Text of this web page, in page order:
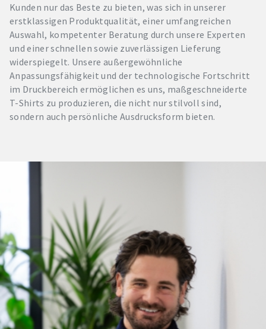
Kunden nur das Beste zu bieten, was sich in unserer
erstklassigen Produktqualität, einer umfangreichen
Auswahl, kompetenter Beratung durch unsere Experten
und einer schnellen sowie zuverlässigen Lieferung
widerspiegelt. Unsere außergewöhnliche
Anpassungsfähigkeit und der technologische Fortschritt
im Druckbereich ermöglichen es uns, maßgeschneiderte
T-Shirts zu produzieren, die nicht nur stilvoll sind,
sondern auch persönliche Ausdrucksform bieten.